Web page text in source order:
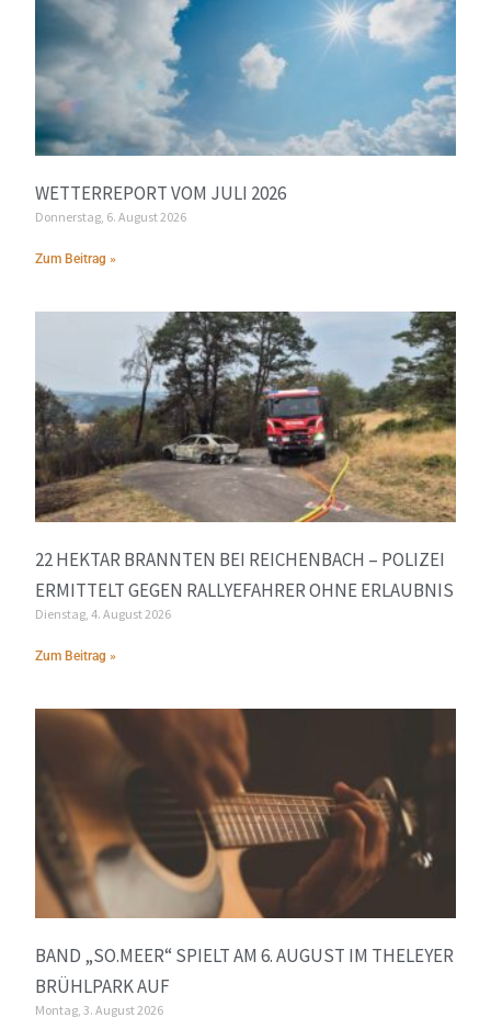
WETTERREPORT VOM JULI 2026
Donnerstag, 6. August 2026
Zum Beitrag »
22 HEKTAR BRANNTEN BEI REICHENBACH – POLIZEI
ERMITTELT GEGEN RALLYEFAHRER OHNE ERLAUBNIS
Dienstag, 4. August 2026
Zum Beitrag »
BAND „SO.MEER“ SPIELT AM 6. AUGUST IM THELEYER
BRÜHLPARK AUF
Montag, 3. August 2026